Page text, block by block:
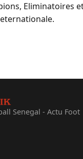
Eliminatoires
Senegal - Actu Foot